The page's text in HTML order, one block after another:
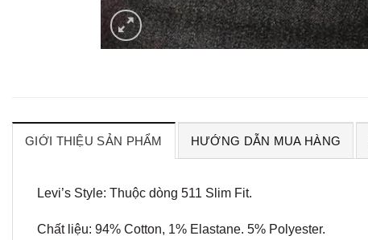
GIỚI THIỆU SẢN PHẨM HƯỚNG DẪN MUA HÀNG
Levi’s Style: Thuộc dòng 511 Slim Fit.
Chất liệu: 94% Cotton, 1% Elastane. 5% Polyester.